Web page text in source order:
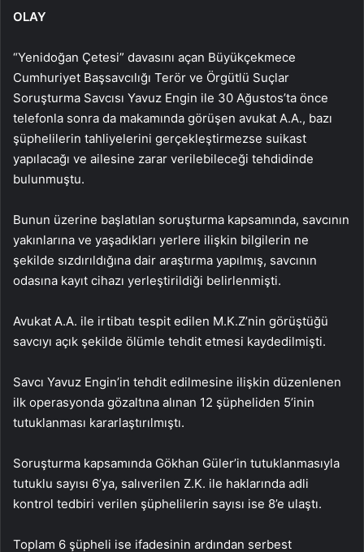
OLAY
“Yenidoğan Çetesi” davasını açan Büyükçekmece
Cumhuriyet Başsavcılığı Terör ve Örgütlü Suçlar
Soruşturma Savcısı Yavuz Engin ile 30 Ağustos’ta önce
telefonla sonra da makamında görüşen avukat A.A., bazı
şüphelilerin tahliyelerini gerçekleştirmezse suikast
yapılacağı ve ailesine zarar verilebileceği tehdidinde
bulunmuştu.
Bunun üzerine başlatılan soruşturma kapsamında, savcının
yakınlarına ve yaşadıkları yerlere ilişkin bilgilerin ne
şekilde sızdırıldığına dair araştırma yapılmış, savcının
odasına kayıt cihazı yerleştirildiği belirlenmişti.
Avukat A.A. ile irtibatı tespit edilen M.K.Z’nin görüştüğü
savcıyı açık şekilde ölümle tehdit etmesi kaydedilmişti.
Savcı Yavuz Engin’in tehdit edilmesine ilişkin düzenlenen
ilk operasyonda gözaltına alınan 12 şüpheliden 5’inin
tutuklanması kararlaştırılmıştı.
Soruşturma kapsamında Gökhan Güler’in tutuklanmasıyla
tutuklu sayısı 6’ya, salıverilen Z.K. ile haklarında adli
kontrol tedbiri verilen şüphelilerin sayısı ise 8’e ulaştı.
Toplam 6 şüpheli ise ifadesinin ardından serbest